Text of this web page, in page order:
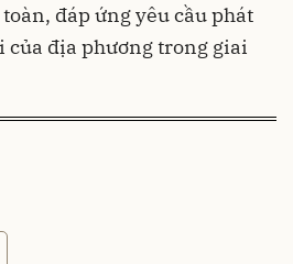
đáp ứng yêu cầu phát
địa phương trong giai